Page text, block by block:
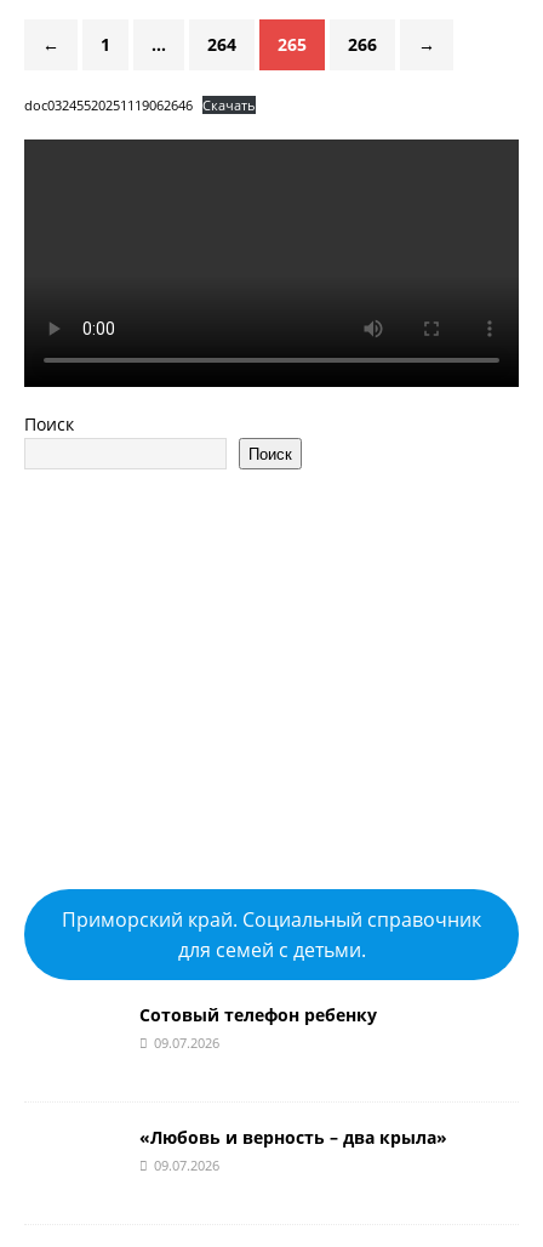
← 1 … 264 265 266 →
doc03245520251119062646 Скачать
Поиск
Поиск
Приморский край. Социальный справочник
для семей с детьми.
Сотовый телефон ребенку
09.07.2026
«Любовь и верность – два крыла»
09.07.2026